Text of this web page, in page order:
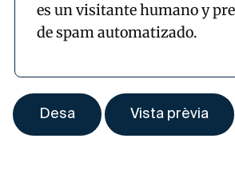
es un visitante humano y
de spam automatizado.